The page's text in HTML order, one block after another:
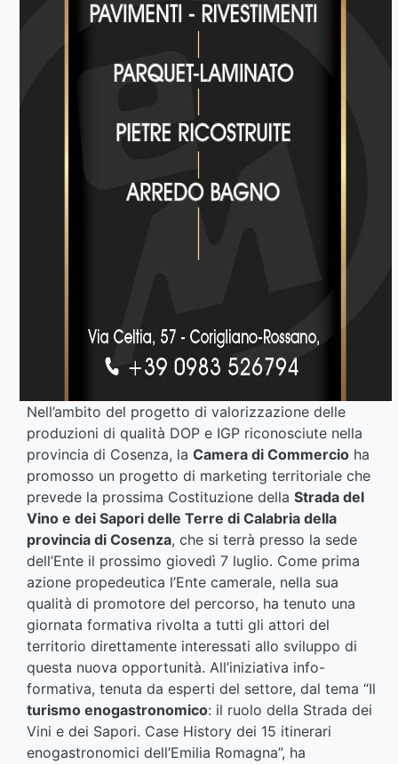
Nell’ambito del progetto di valorizzazione delle
produzioni di qualità DOP e IGP riconosciute nella
provincia di Cosenza, la Camera di Commercio ha
promosso un progetto di marketing territoriale che
prevede la prossima Costituzione della Strada del
Vino e dei Sapori delle Terre di Calabria della
provincia di Cosenza, che si terrà presso la sede
dell’Ente il prossimo giovedì 7 luglio. Come prima
azione propedeutica l’Ente camerale, nella sua
qualità di promotore del percorso, ha tenuto una
giornata formativa rivolta a tutti gli attori del
territorio direttamente interessati allo sviluppo di
questa nuova opportunità. All’iniziativa info-
formativa, tenuta da esperti del settore, dal tema “Il
turismo enogastronomico: il ruolo della Strada dei
Vini e dei Sapori. Case History dei 15 itinerari
enogastronomici dell’Emilia Romagna”, ha